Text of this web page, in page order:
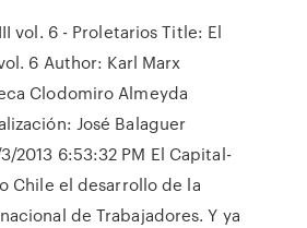
vol. 6 - Proletarios Title: El
6 Author: Karl Marx
Clodomiro Almeyda
José Balaguer
2013 6:53:32 PM El Capital-
Chile el desarrollo de la
de Trabajadores. Y ya